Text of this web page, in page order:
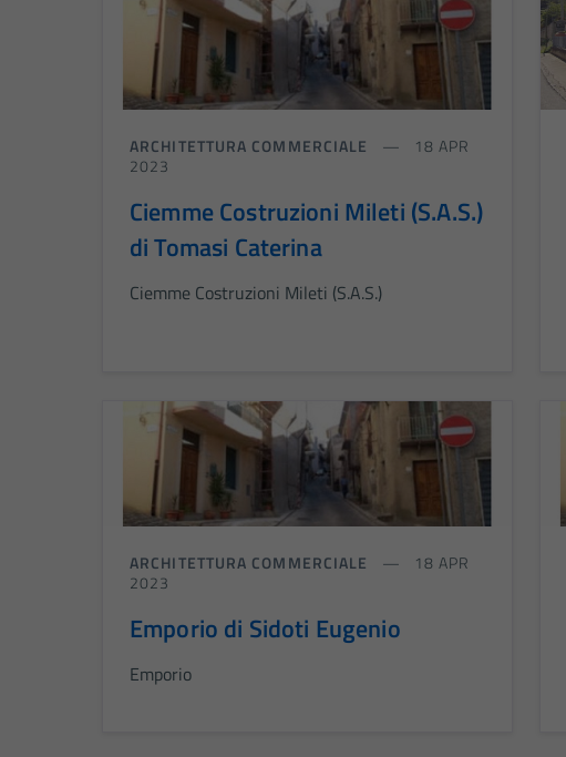
ARCHITETTURA COMMERCIALE
18 APR
2023
Ciemme Costruzioni Mileti (S.A.S.)
di Tomasi Caterina
Ciemme Costruzioni Mileti (S.A.S.)
ARCHITETTURA COMMERCIALE
18 APR
2023
Emporio di Sidoti Eugenio
Emporio